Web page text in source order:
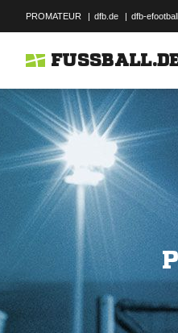
PROMATEUR | dfb.de | dfb-